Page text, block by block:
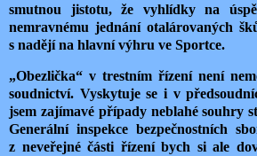
smutnou jistotu, že vyhlídky na
nemravnému jednání otalárovaných
s nadějí na hlavní výhru ve Sportce.
„Obezlička“ v trestním řízení není
soudnictví. Vyskytuje se i v
jsem zajímavé případy neblahé souhry
Generální inspekce bezpečnostních
z neveřejné části řízení bych si ale